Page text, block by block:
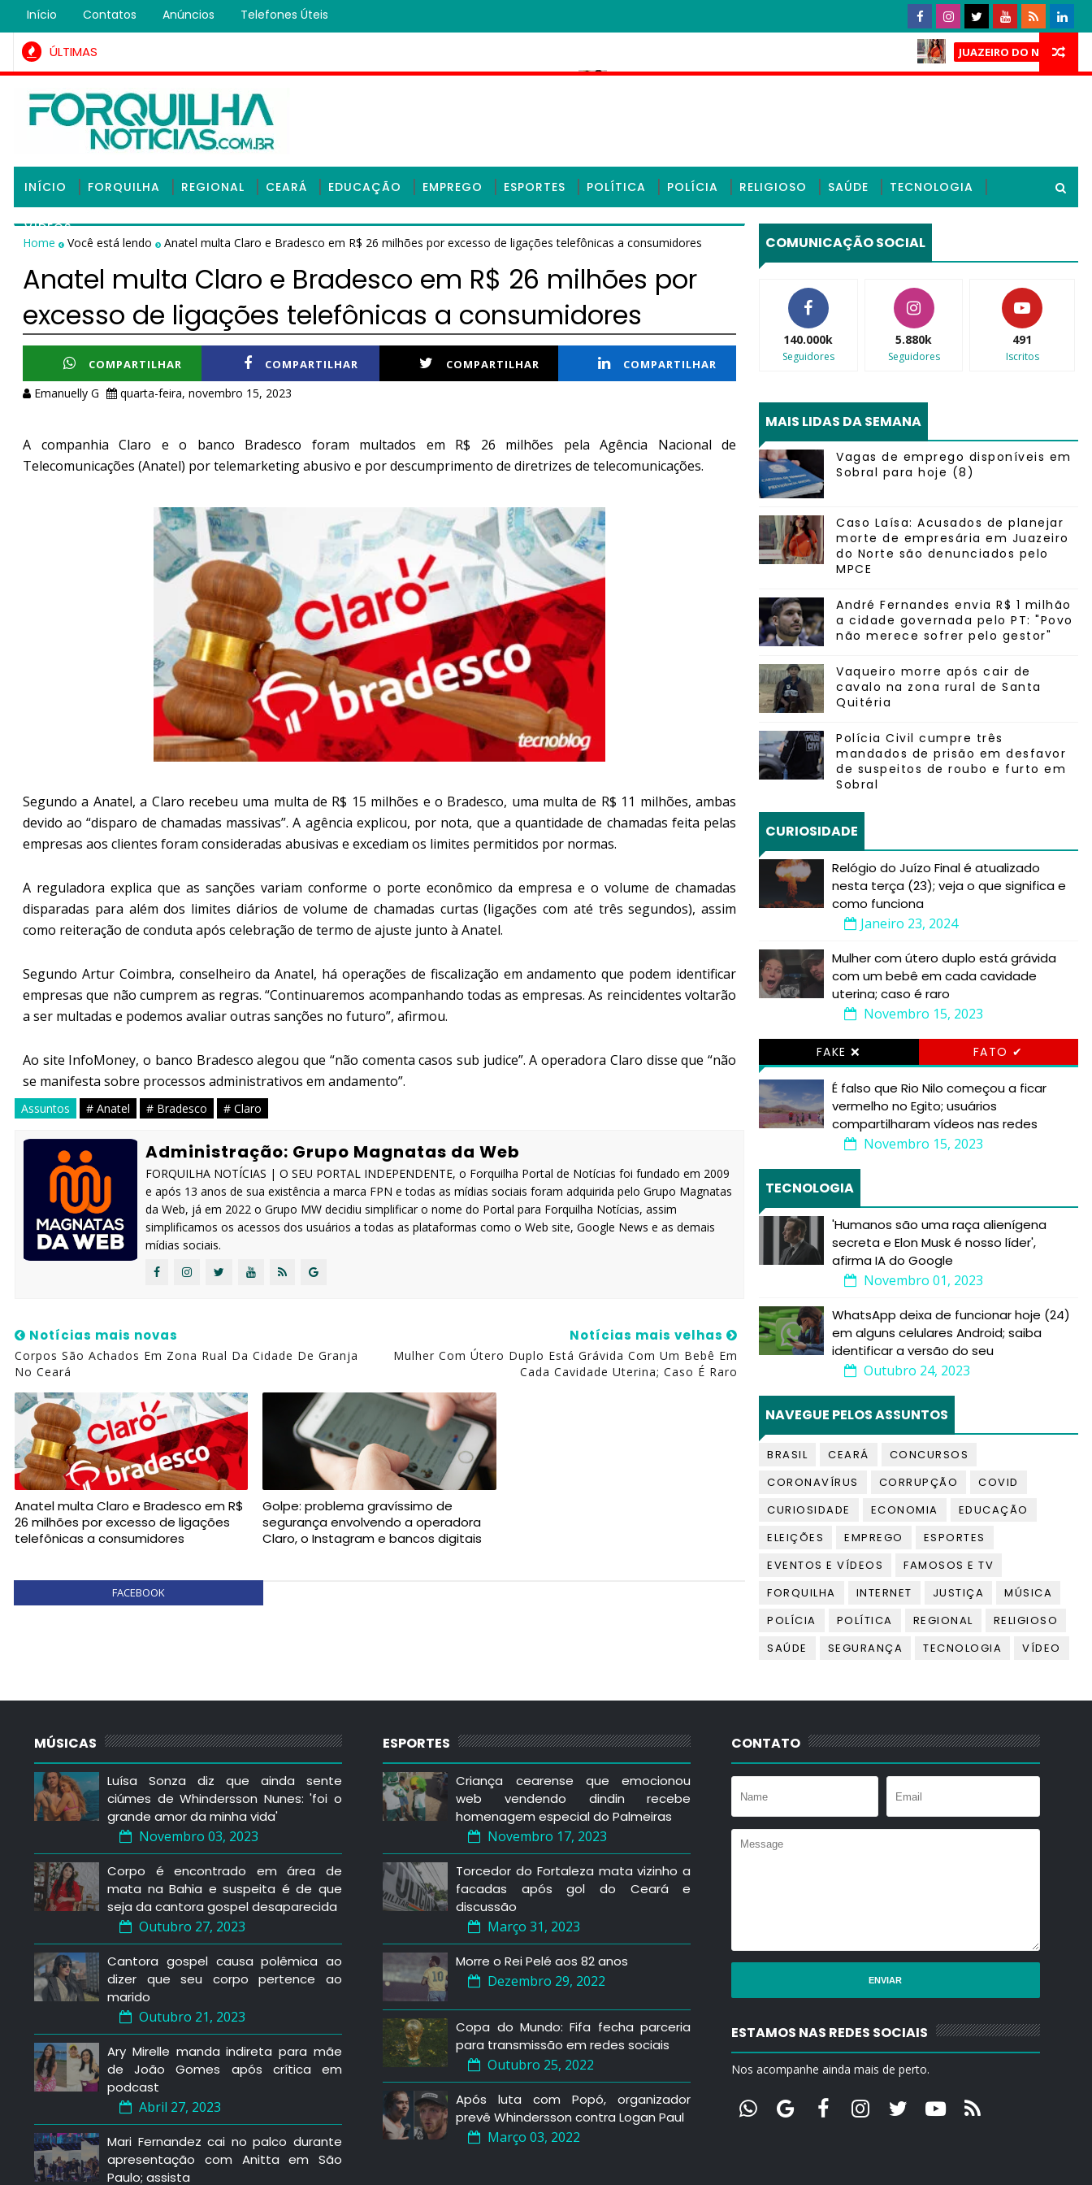
Início Contatos Anúncios Telefones Úteis
ÚLTIMAS JUAZEIRO DO NORTE
Caso
INÍCIO FORQUILHA REGIONAL CEARÁ EDUCAÇÃO EMPREGO ESPORTES POLÍTICA POLÍCIA RELIGIOSO SAÚDE TECNOLOGIA
VÍDEOS
Home Você está lendo Anatel multa Claro e Bradesco em R$ 26 milhões por excesso de ligações telefônicas a consumidores
Anatel multa Claro e Bradesco em R$ 26 milhões por
excesso de ligações telefônicas a consumidores
COMPARTILHAR COMPARTILHAR COMPARTILHAR COMPARTILHAR
Emanuelly G quarta-feira, novembro 15, 2023
A companhia Claro e o banco Bradesco foram multados em R$ 26 milhões pela Agência Nacional de
Telecomunicações (Anatel) por telemarketing abusivo e por descumprimento de diretrizes de telecomunicações.
Segundo a Anatel, a Claro recebeu uma multa de R$ 15 milhões e o Bradesco, uma multa de R$ 11 milhões, ambas
devido ao “disparo de chamadas massivas”. A agência explicou, por nota, que a quantidade de chamadas feita pelas
empresas aos clientes foram consideradas abusivas e excediam os limites permitidos por normas.
A reguladora explica que as sanções variam conforme o porte econômico da empresa e o volume de chamadas
disparadas para além dos limites diários de volume de chamadas curtas (ligações com até três segundos), assim
como reiteração de conduta após celebração de termo de ajuste junto à Anatel.
Segundo Artur Coimbra, conselheiro da Anatel, há operações de fiscalização em andamento que podem identificar
empresas que não cumprem as regras. “Continuaremos acompanhando todas as empresas. As reincidentes voltarão
a ser multadas e podemos avaliar outras sanções no futuro”, afirmou.
Ao site InfoMoney, o banco Bradesco alegou que “não comenta casos sub judice”. A operadora Claro disse que “não
se manifesta sobre processos administrativos em andamento”.
Assuntos # Anatel # Bradesco # Claro
Administração: Grupo Magnatas da Web
FORQUILHA NOTÍCIAS | O SEU PORTAL INDEPENDENTE, o Forquilha Portal de Notícias foi fundado em 2009
e após 13 anos de sua existência a marca FPN e todas as mídias sociais foram adquirida pelo Grupo Magnatas
da Web, já em 2022 o Grupo MW decidiu simplificar o nome do Portal para Forquilha Notícias, assim
simplificamos os acessos dos usuários a todas as plataformas como o Web site, Google News e as demais
mídias sociais.
Notícias mais novas
Corpos São Achados Em Zona Rual Da Cidade De Granja
No Ceará
Notícias mais velhas
Mulher Com Útero Duplo Está Grávida Com Um Bebê Em
Cada Cavidade Uterina; Caso É Raro
Anatel multa Claro e Bradesco em R$
26 milhões por excesso de ligações
telefônicas a consumidores
Golpe: problema gravíssimo de
segurança envolvendo a operadora
Claro, o Instagram e bancos digitais
FACEBOOK
COMUNICAÇÃO SOCIAL
140.000k
Seguidores
5.880k
Seguidores
491
Iscritos
MAIS LIDAS DA SEMANA
Vagas de emprego disponíveis em
Sobral para hoje (8)
Caso Laísa: Acusados de planejar
morte de empresária em Juazeiro
do Norte são denunciados pelo
MPCE
André Fernandes envia R$ 1 milhão
a cidade governada pelo PT: "Povo
não merece sofrer pelo gestor"
Vaqueiro morre após cair de
cavalo na zona rural de Santa
Quitéria
Polícia Civil cumpre três
mandados de prisão em desfavor
de suspeitos de roubo e furto em
Sobral
CURIOSIDADE
Relógio do Juízo Final é atualizado
nesta terça (23); veja o que significa e
como funciona
Janeiro 23, 2024
Mulher com útero duplo está grávida
com um bebê em cada cavidade
uterina; caso é raro
Novembro 15, 2023
FAKE ❌ FATO ✔
É falso que Rio Nilo começou a ficar
vermelho no Egito; usuários
compartilharam vídeos nas redes
Novembro 15, 2023
TECNOLOGIA
'Humanos são uma raça alienígena
secreta e Elon Musk é nosso líder',
afirma IA do Google
Novembro 01, 2023
WhatsApp deixa de funcionar hoje (24)
em alguns celulares Android; saiba
identificar a versão do seu
Outubro 24, 2023
NAVEGUE PELOS ASSUNTOS
BRASIL CEARÁ
CONCURSOS
CORONAVÍRUS
CORRUPÇÃO
COVID
CURIOSIDADE
ECONOMIA
EDUCAÇÃO
ELEIÇÕES
EMPREGO
ESPORTES
EVENTOS E VÍDEOS
FAMOSOS E TV
FORQUILHA
INTERNET JUSTIÇA
MÚSICA
POLÍCIA
POLÍTICA REGIONAL
RELIGIOSO
SAÚDE
SEGURANÇA TECNOLOGIA VÍDEO
MÚSICAS
Luísa Sonza diz que ainda sente
ciúmes de Whindersson Nunes: 'foi o
grande amor da minha vida'
Novembro 03, 2023
Corpo é encontrado em área de
mata na Bahia e suspeita é de que
seja da cantora gospel desaparecida
Outubro 27, 2023
Cantora gospel causa polêmica ao
dizer que seu corpo pertence ao
marido
Outubro 21, 2023
Ary Mirelle manda indireta para mãe
de João Gomes após crítica em
podcast
Abril 27, 2023
Mari Fernandez cai no palco durante
apresentação com Anitta em São
Paulo; assista
ESPORTES
Criança cearense que emocionou
web vendendo dindin recebe
homenagem especial do Palmeiras
Novembro 17, 2023
Torcedor do Fortaleza mata vizinho a
facadas após gol do Ceará e
discussão
Março 31, 2023
Morre o Rei Pelé aos 82 anos
Dezembro 29, 2022
Copa do Mundo: Fifa fecha parceria
para transmissão em redes sociais
Outubro 25, 2022
Após luta com Popó, organizador
prevê Whindersson contra Logan Paul
Março 03, 2022
CONTATO
ESTAMOS NAS REDES SOCIAIS
Nos acompanhe ainda mais de perto.